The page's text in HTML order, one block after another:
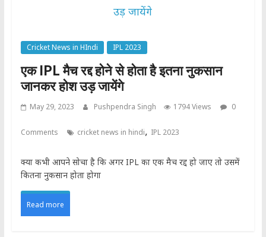
Cricket News in HIndi IPL 2023
एक IPL मैच रद्द होने से होता है इतना नुकसान
जानकर होश उड़ जायेंगे
May 29, 2023 Pushpendra Singh 1794 Views 0
Comments cricket news in hindi, IPL 2023
क्या कभी आपने सोचा है कि अगर IPL का एक मैच रद्द हो जाए तो उसमें
कितना नुकसान होता होगा
Read more